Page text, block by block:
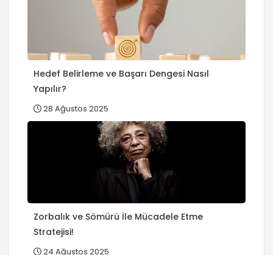
Hedef Belirleme ve Başarı Dengesi Nasıl
Yapılır?
28 Ağustos 2025
Zorbalık ve Sömürü İle Mücadele Etme
Stratejisi!
24 Ağustos 2025